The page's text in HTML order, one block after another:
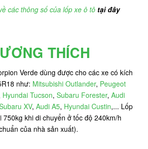
các thông số của lốp xe ô tô tại đây
THÍCH
Verde dùng được cho các xe có kích
như: Mitsubishi Outlander, Peugeot
Hyundai Tucson, Subaru Forester, Audi
XV, Audi A5, Hyundai Custin,... Lốp
750kg khi di chuyển ở tốc độ 240km/h
của nhà sản xuất).